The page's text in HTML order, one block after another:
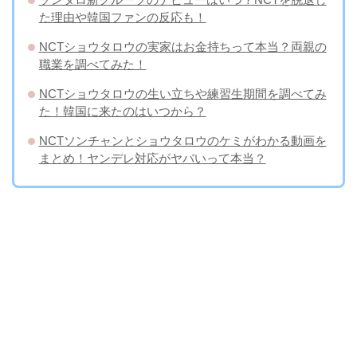
た理由や韓国ファンの反応も！
NCTショウタロウの実家はお金持ちって本当？両親の
職業を調べてみた！
NCTショウタロウの生い立ちや練習生期間を調べてみ
た！韓国に来たのはいつから？
NCTソンチャンとショウタロウのケミがわかる動画を
まとめ！ヤンデレ対応がヤバいって本当？